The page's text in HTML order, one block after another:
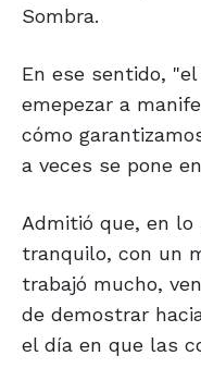
Sombra.
En ese sentido,
emepezar a
cómo
a veces se pone
Admitió que, en lo
tranquilo, con un
trabajó mucho,
de demostrar
el día en que las